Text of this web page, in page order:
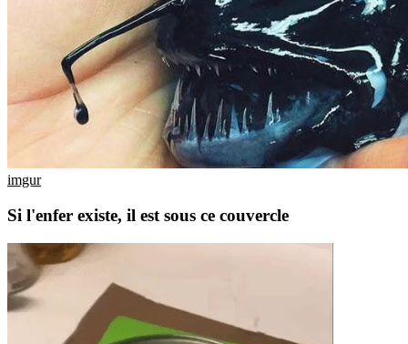
imgur
Si l'enfer existe, il est sous ce couvercle